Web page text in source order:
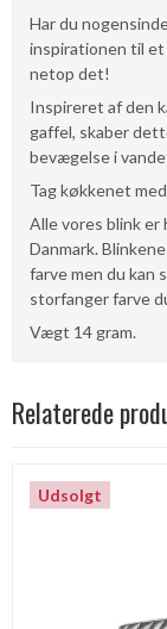
Har du
inspirationen til
netop det!
Inspireret af den
gaffel, skaber
bevægelse i
Tag køkkenet
Alle vores blink er
Danmark.
farve men du kan
storfanger farve
Vægt 14 gram.
Relaterede
Udsolgt